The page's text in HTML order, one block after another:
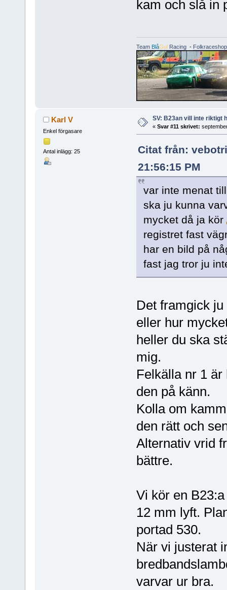
kam och slå in
Team BlåGulRacing- Folkraceshop
Karl V
Enkel förgasare
Antal inlägg: 25
SV: B23an vill inte riktigt
« Svar #11 skrivet:
Citat från:
21:56:15 PM
var inte menat
ska ju kunna
mycket då ja kör
registret fast
har en bild på
fast jag tror ju
Det framgick
eller hur
heller du ska
mig.
Felkälla nr 1
den på känn.
Kolla om
den rätt och
Alternativ vrid
bättre.
Vi kör en
12 mm lyft.
portad 530.
När vi justerat
varvar ur bra.